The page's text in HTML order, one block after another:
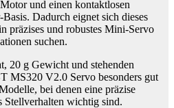
und einen kontaktlosen
Dadurch eignet sich dieses
präzises und robustes Mini-Servo
suchen.
20 g Gewicht und stehenden
MS320 V2.0 Servo besonders gut
bei denen eine präzise
Stellverhalten wichtig sind.